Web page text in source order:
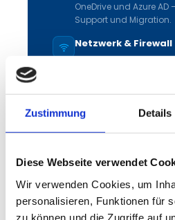
Zustimmung Details
Diese Webseite verwendet
Wir verwenden Cookies, um
personalisieren, Funktionen für
zu können und die Zugriffe auf
OneDrive und Azure
Support und Migration.
Netzwerk & Firewall
VLAN, WLAN, VPN,
Backup & Disaster
Endpoint Detection &
automatische Isolation